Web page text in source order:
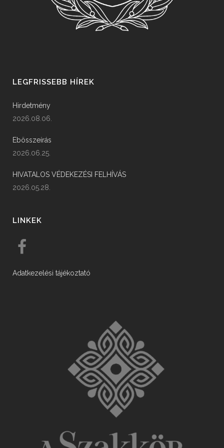
LEGFRISSEBB HÍREK
Hirdetmény
2026.08.06.
Ebösszeírás
2026.06.25.
HIVATALOS VÉDEKEZÉSI FELHÍVÁS
2026.05.28.
LINKEK
Adatkezelési tájékoztató